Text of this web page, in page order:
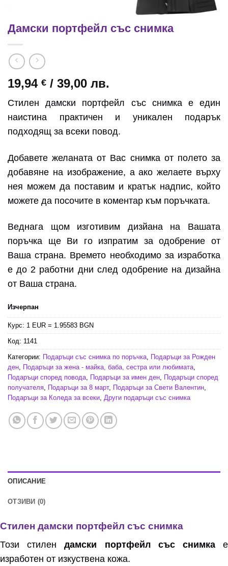
Дамски портфейл със снимка
19,94 € / 39,00 лв.
Стилен дамски портфейл със снимка е един
наистина практичен и уникален подарък
подходящ за всеки повод.
Добавете желаната от Вас снимка от полето за
добавяне на изображение, а ако желаете върху
нея можем да поставим и кратък надпис, който
можете да посочите в коментар към поръчката.
Веднага щом изготивим дизйана на Вашата
поръчка ще Ви го изпратим за одобрение от
Ваша страна. Времето необходимо за изработка
е до 2 работни дни след одобрение на дизайна
от Ваша страна.
Изчерпан
Курс: 1 EUR = 1.95583 BGN
Код: 1141
Категории: Подаръци със снимка по поръчка, Подаръци за Рожден
ден, Подаръци за жена - майка, баба, сестра или любимата,
Подаръци според повода, Подаръци за имен ден, Подаръци според
получателя, Подаръци за 8 март, Подаръци за Свети Валентин,
Подаръци за Коледа за всеки, Други подаръци със снимка
ОПИСАНИЕ
ОТЗИВИ (0)
Стилен дамски портфейл със снимка
Този стилендамски портфейл със снимкае
изработен от изкуствена кожа.